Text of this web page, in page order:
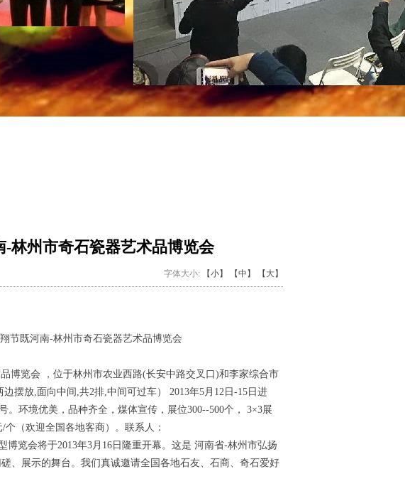
林州市奇石瓷器艺术品博览会
字体大小: 【小】 【中】 【大】
奇石瓷器艺术品博览会
览会 ，位于林州市农业西路(长安中路交叉口)和李家综合市
摆放,面向中间,共2排,中间可过车） 2013年5月12日-15日进
。环境优美，品种齐全，煤体宣传，展位300--500个， 3×3展
元/个（欢迎全国各地客商）。联系人：
览会将于2013年3月16日隆重开幕。这是 河南省-林州市弘扬
、展示的舞台。我们真诚邀请全国各地石友、石商、奇石爱好